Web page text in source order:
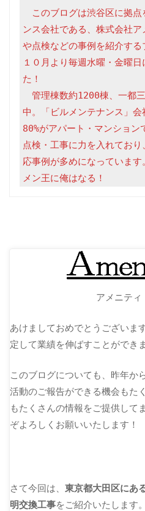
このブログは渋谷区に拠点
ンス会社である、株式会社
や点検などの事例を紹介す
１０月より毎週水曜・金曜
た！
管理棟数約1200棟、一都
中。「ビルメンテナンス」
80%がアパート・マンショ
点検・工事に力を入れてお
応事例が多めになっています
メン王に俺はなる！
アメニティ
あけましておめでとうございま
定して業績を伸ばすことができ
このブログについても、昨年か
活動のご報告ができる機会もた
もたくさんの情報をご提供して
ぞよろしくお願いいたします！
さて今回は、東京都大田区にあ
明交換工事をご紹介いたします。